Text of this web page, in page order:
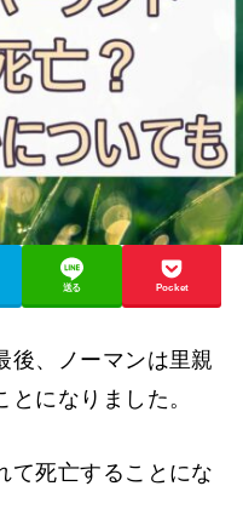
送る Pocket
後、ノーマンは里親
になりました。
て死亡することにな